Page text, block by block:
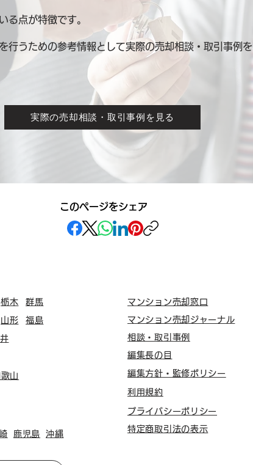
る点が特徴です。
行うための参考情報として実際の売却相談・取引事例を
実際の売却相談・取引事例を見る
このページをシェア
栃木
山形
群馬
福島
山
鹿児島 沖縄
マンション売却窓口
マンション売却ジャーナル
相談・取引事例
編集長の目
編集方針・監修ポリシー
利用規約
プライバシーポリシー
特定商取引法の表示